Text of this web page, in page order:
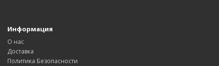
Информация
О нас
Доставка
Политика Безопасности